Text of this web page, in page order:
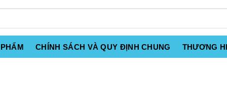
CHÍNH SÁCH VÀ QUY ĐỊNH CHUNG THƯƠNG